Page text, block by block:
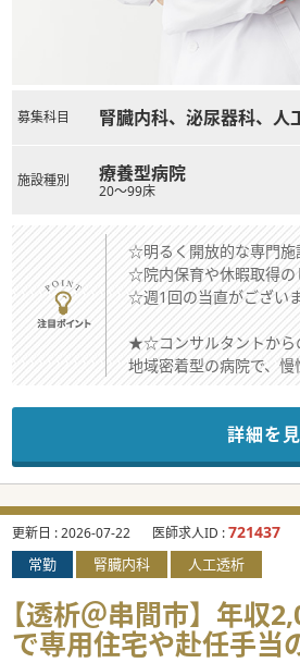
募集科目 腎臓内科、泌尿器科、人
施設種別 療養型病院
20～99床
☆明るく開放的な専門施
☆院内保育や休暇取得の
☆週1回の当直がござい
★☆コンサルタントか
地域密着型の病院で、
地域のかかりつけ医と
このたびは、透析管理
宮崎市内から通勤圏内
ぜひ一度ご検討ください
#秋入職可
詳細を
更新日 :2026-07-22 医師求人ID :721437
常勤 腎臓内科 人工透析
【透析＠串間市】年収
で専用住宅や赴任手当